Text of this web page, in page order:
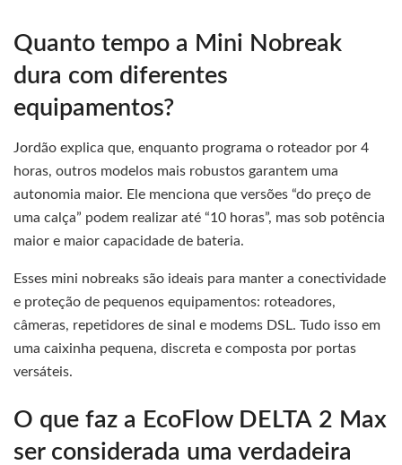
Quanto tempo a Mini Nobreak
dura com diferentes
equipamentos?
Jordão explica que, enquanto programa o roteador por 4
horas, outros modelos mais robustos garantem uma
autonomia maior. Ele menciona que versões “do preço de
uma calça” podem realizar até “10 horas”, mas sob potência
maior e maior capacidade de bateria.
Esses mini nobreaks são ideais para manter a conectividade
e proteção de pequenos equipamentos: roteadores,
câmeras, repetidores de sinal e modems DSL. Tudo isso em
uma caixinha pequena, discreta e composta por portas
versáteis.
O que faz a EcoFlow DELTA 2 Max
ser considerada uma verdadeira